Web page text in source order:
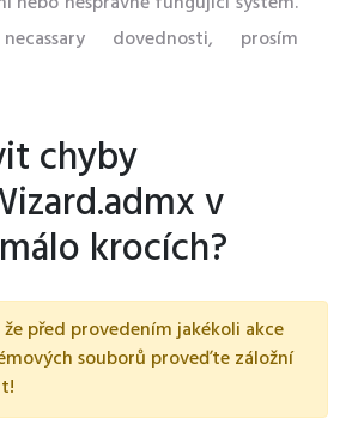
dovednosti, prosím
chyby
v
krocích?
před provedením jakékoli akce
souborů proveďte záložní